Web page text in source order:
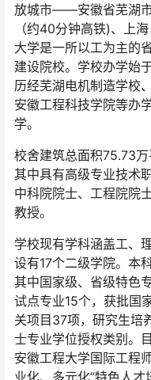
放城市——安徽省芜湖
（约40分钟高铁)、上
大学是一所以工为主的
建设院校。学校办学始
历经芜湖电机制造学校
安徽工程科技学院等办
学。
校舍建筑总面积75.73万
其中具有高级专业技术
中科院院士、工程院院
教授。
学校现有学科涵盖工、
设有17个二级学院。本
其中国家级、省级特色
试点专业15个，获批国
关项目37项，研究生培
士专业学位授权类别。
安徽工程大学国际工程